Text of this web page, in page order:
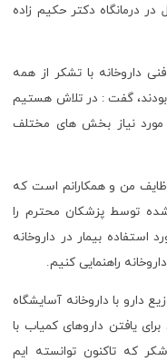
در درمانگاه دکتر حکیم زاده
داروخانه با تشکر از همه
بودند، گفت : در تلاش هستیم
نیاز بخش های مختلف
من و همکارانم است که
توسط پزشکان محترم را
استفاده بیمار در داروخانه
راهنمایی کنیم.
دارو با داروخانه آسایشگاه
یافتن داروهای کمیاب با
که تاکنون توانسته ایم